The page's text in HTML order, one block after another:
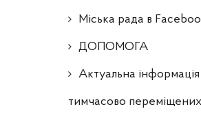
Міська рада в
ДОПОМОГА
Актуальна інформація
тимчасово переміщених